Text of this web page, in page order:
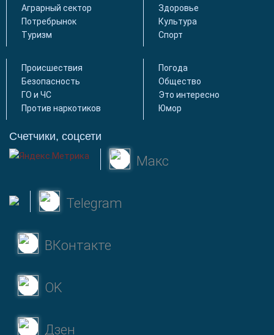
Аграрный сектор
Потребрынок
Туризм
Здоровье
Культура
Спорт
Происшествия
Безопасность
ГО и ЧС
Против наркотиков
Погода
Общество
Это интересно
Юмор
Счетчики, соцсети
Макс
Telegram
ВКонтакте
OK
Дзен